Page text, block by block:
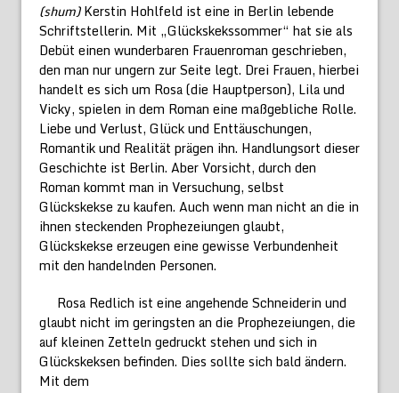
(shum)Kerstin Hohlfeld ist eine in Berlin lebende
Schriftstellerin. Mit „Glückskekssommer“ hat sie als
Debüt einen wunderbaren Frauenroman geschrieben,
den man nur ungern zur Seite legt. Drei Frauen, hierbei
handelt es sich um Rosa (die Hauptperson), Lila und
Vicky, spielen in dem Roman eine maßgebliche Rolle.
Liebe und Verlust, Glück und Enttäuschungen,
Romantik und Realität prägen ihn. Handlungsort dieser
Geschichte ist Berlin. Aber Vorsicht, durch den
Roman kommt man in Versuchung, selbst
Glückskekse zu kaufen. Auch wenn man nicht an die in
ihnen steckenden Prophezeiungen glaubt,
Glückskekse erzeugen eine gewisse Verbundenheit
mit den handelnden Personen.
Rosa Redlich ist eine angehende Schneiderin und
glaubt nicht im geringsten an die Prophezeiungen, die
auf kleinen Zetteln gedruckt stehen und sich in
Glückskeksen befinden. Dies sollte sich bald ändern.
Mit dem